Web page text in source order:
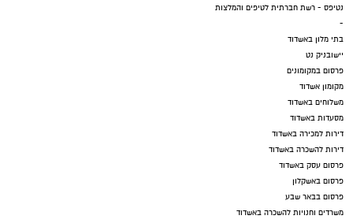
נטיפס - רשת חברתית לטיפים והמלצות
-
בתי מלון באשדוד
יישובניק נט
פרסום במקומונים
מקומון אשדוד
משלוחים באשדוד
מסעדות באשדוד
דירות למכירה באשדוד
דירות להשכרה באשדוד
פרסום עסק באשדוד
פרסום באשקלון
פרסום בבאר שבע
משרדים וחנויות להשכרה באשדוד